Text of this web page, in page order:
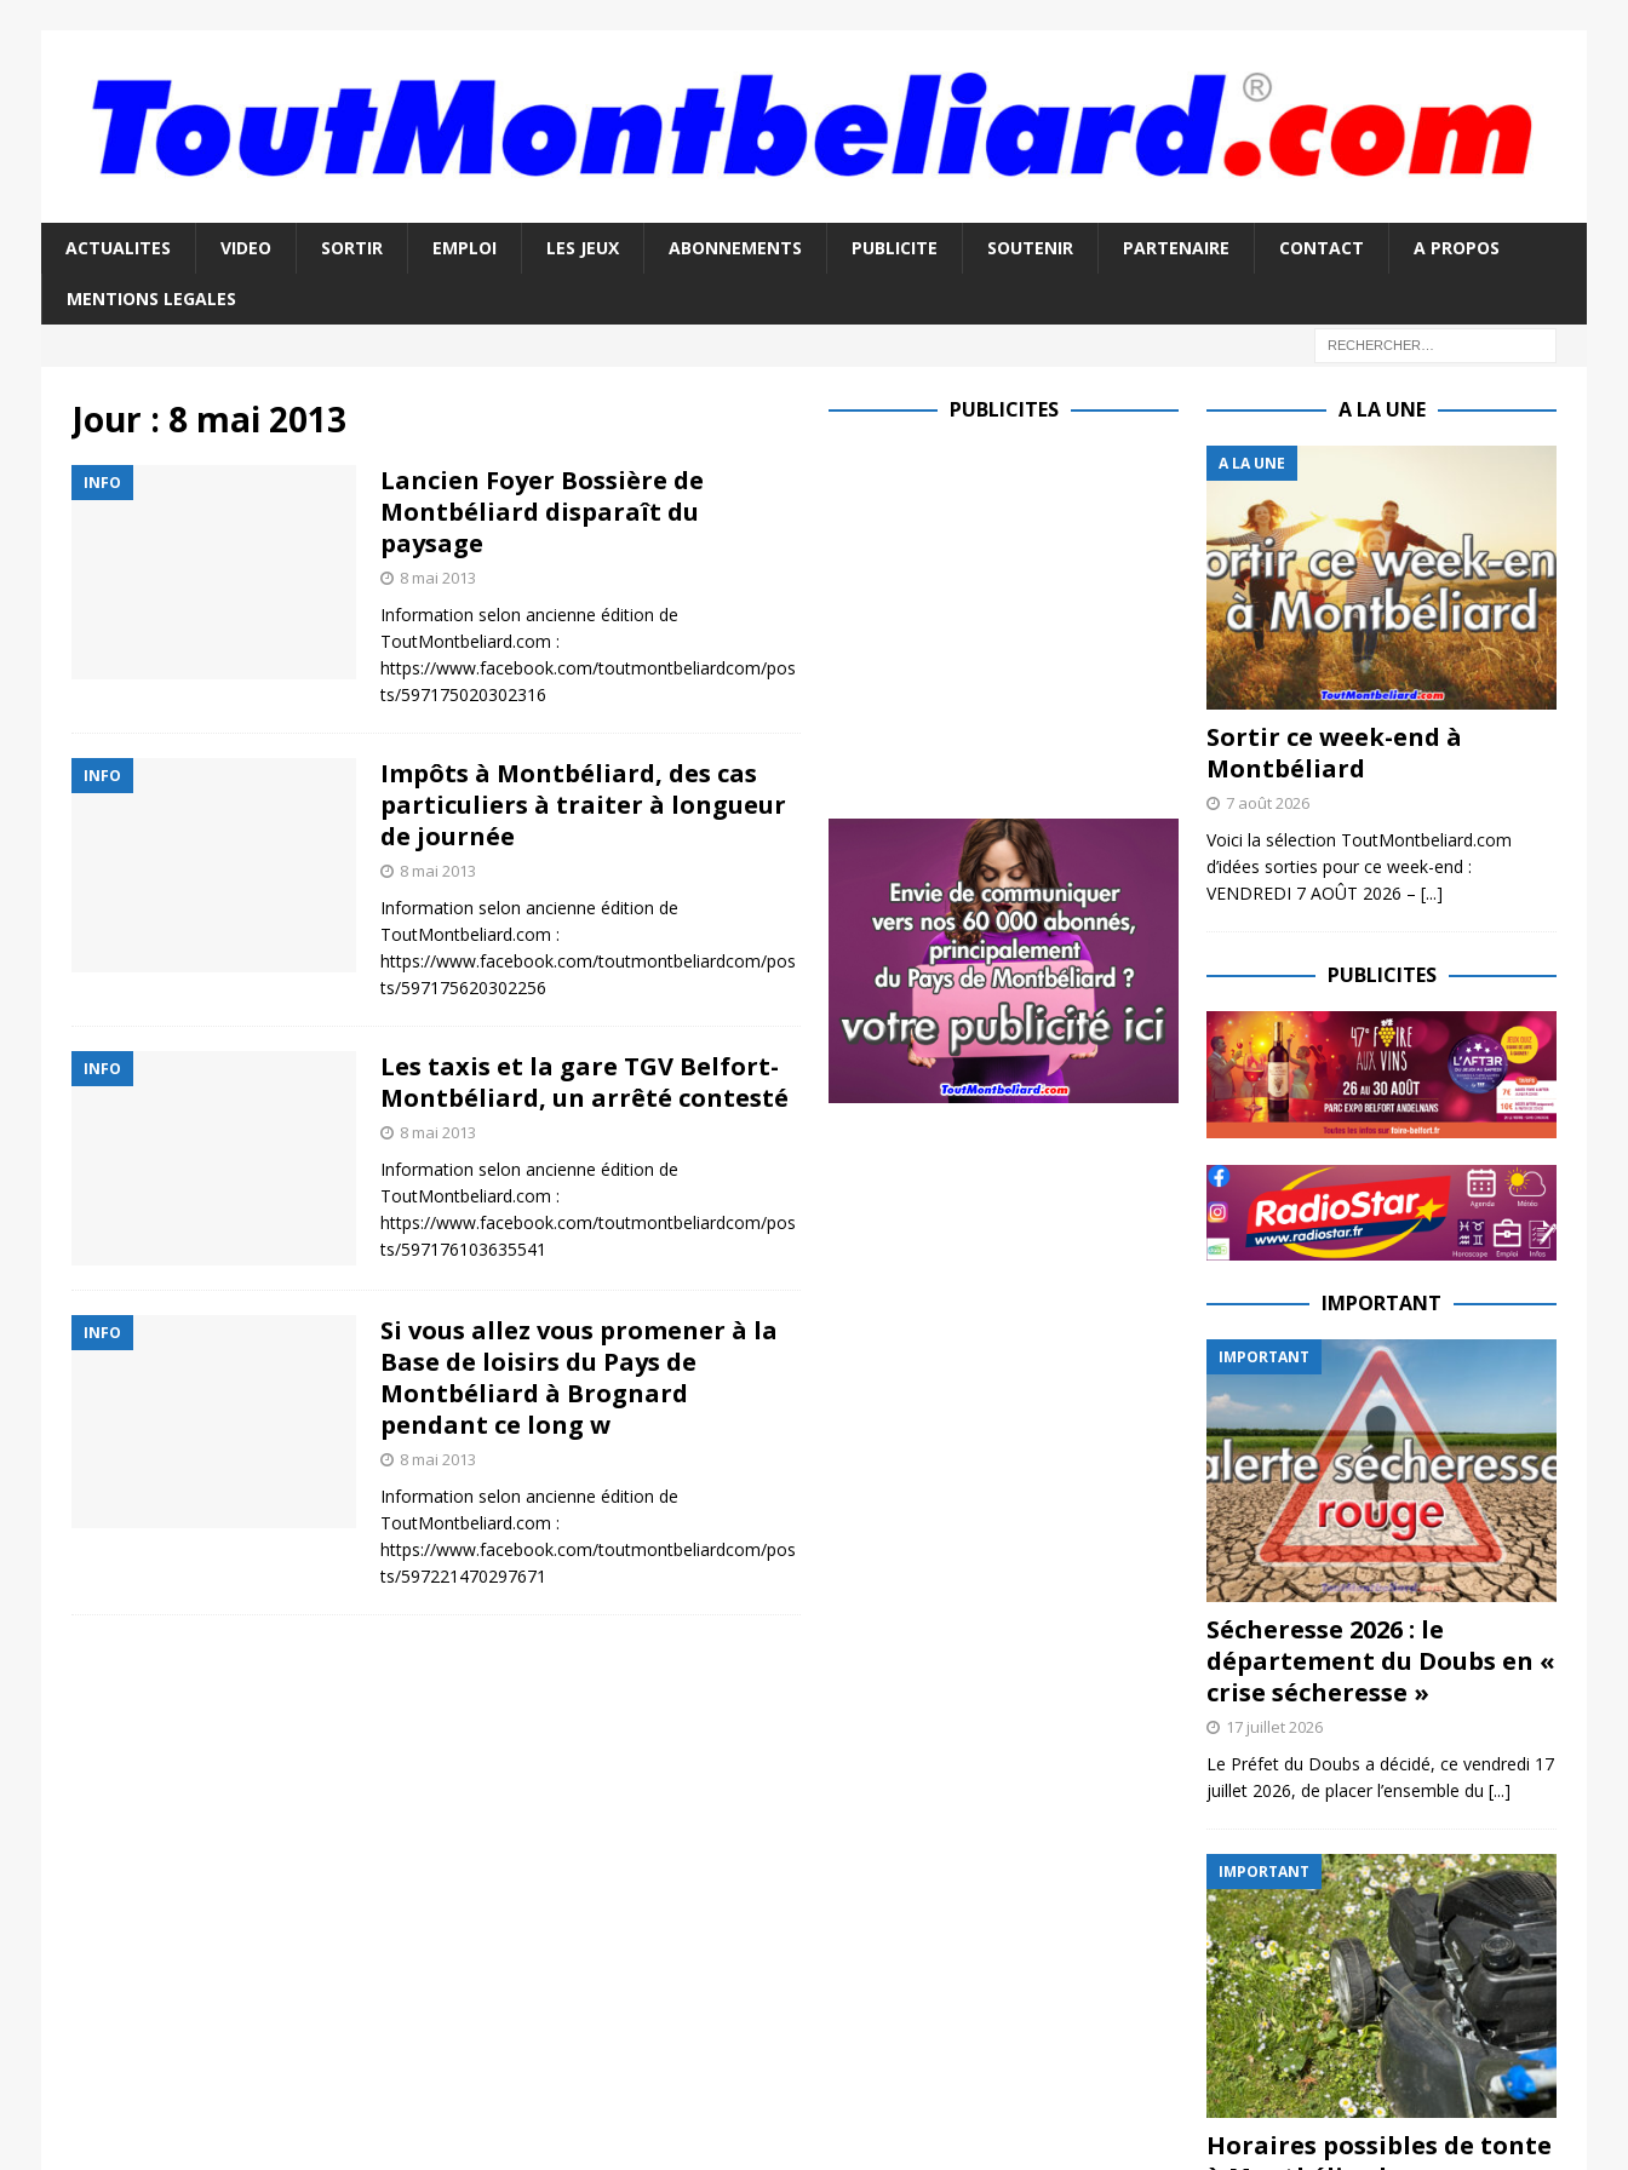
ACTUALITES VIDEO SORTIR EMPLOI LES JEUX ABONNEMENTS PUBLICITE SOUTENIR PARTENAIRE CONTACT A PROPOS
MENTIONS LEGALES
Jour : 8 mai 2013
INFO
Lancien Foyer Bossière de
Montbéliard disparaît du
paysage
8 mai 2013
Information selon ancienne édition de
ToutMontbeliard.com :
https://www.facebook.com/toutmontbeliardcom/pos
ts/597175020302316
INFO
Impôts à Montbéliard, des cas
particuliers à traiter à longueur
de journée
8 mai 2013
Information selon ancienne édition de
ToutMontbeliard.com :
https://www.facebook.com/toutmontbeliardcom/pos
ts/597175620302256
INFO
Les taxis et la gare TGV Belfort-
Montbéliard, un arrêté contesté
8 mai 2013
Information selon ancienne édition de
ToutMontbeliard.com :
https://www.facebook.com/toutmontbeliardcom/pos
ts/597176103635541
INFO
Si vous allez vous promener à la
Base de loisirs du Pays de
Montbéliard à Brognard
pendant ce long w
8 mai 2013
Information selon ancienne édition de
ToutMontbeliard.com :
https://www.facebook.com/toutmontbeliardcom/pos
ts/597221470297671
PUBLICITES A LA UNE
A LA UNE
Sortir ce week-end à
Montbéliard
7 août 2026
Voici la sélection ToutMontbeliard.com
d’idées sorties pour ce week-end :
VENDREDI 7 AOÛT 2026 – [...]
PUBLICITES
IMPORTANT
IMPORTANT
Sécheresse 2026 : le
département du Doubs en «
crise sécheresse »
17 juillet 2026
Le Préfet du Doubs a décidé, ce vendredi 17
juillet 2026, de placer l’ensemble du [...]
IMPORTANT
Horaires possibles de tonte